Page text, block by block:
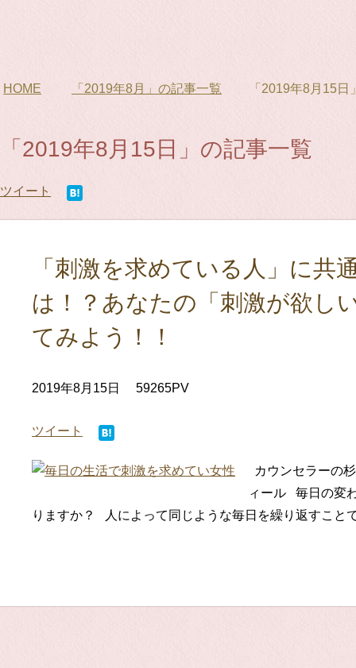
HOME 「2019年8月」の記事一覧 「2019年8月15
「2019年8月15日」の記事一覧
ツイート
「刺激を求めている人」に共
は！？あなたの「刺激が欲し
てみよう！！
2019年8月15日 59265PV
ツイート
カウンセラーの
ィール 毎日の変
りますか？ 人によって同じような毎日を繰り返すこと